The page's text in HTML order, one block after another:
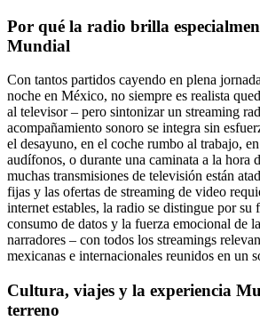
Por qué la radio brilla
Mundial
Con tantos partidos cayendo en plena
noche en México, no siempre es realista
al televisor – pero sintonizar un streaming
acompañamiento sonoro se integra sin
el desayuno, en el coche rumbo al trabajo,
audífonos, o durante una caminata a la hora
muchas transmisiones de televisión están
fijas y las ofertas de streaming de video
internet estables, la radio se distingue por
consumo de datos y la fuerza emocional de
narradores – con todos los streamings
mexicanas e internacionales reunidos en un
Cultura, viajes y la experiencia
terreno